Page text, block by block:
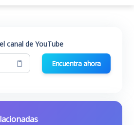
canal de YouTube
Encuentra ahora